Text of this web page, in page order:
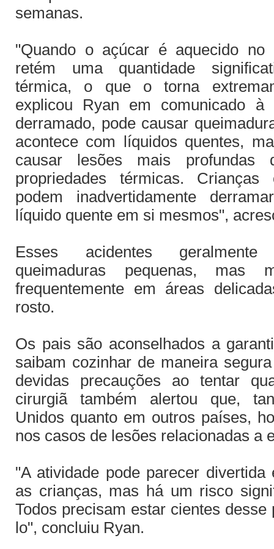
semanas.
"Quando o açúcar é aquecido no
retém uma quantidade
térmica, o que o torna
explicou Ryan em comunicado
derramado, pode causar
acontece com líquidos quentes,
causar lesões mais profundas
propriedades térmicas. Crianças
podem inadvertidamente
líquido quente em si mesmos",
Esses acidentes
queimaduras pequenas, mas
frequentemente em áreas
rosto.
Os pais são aconselhados a
saibam cozinhar de maneira
devidas precauções ao tentar
cirurgiã também alertou que,
Unidos quanto em outros países,
nos casos de lesões relacionadas a
"A atividade pode parecer divertida
as crianças, mas há um risco
Todos precisam estar cientes desse
lo", concluiu Ryan.